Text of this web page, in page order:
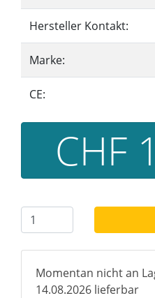
Hersteller Kontakt:
Marke:
CE:
CHF
Momentan nicht an
14.08.2026 lieferbar